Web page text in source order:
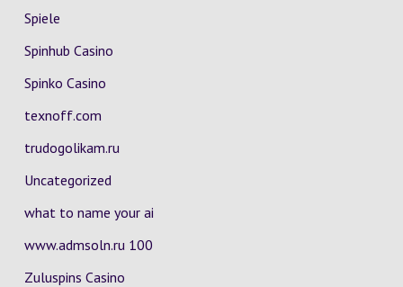
Spiele
Spinhub Casino
Spinko Casino
texnoff.com
trudogolikam.ru
Uncategorized
what to name your ai
www.admsoln.ru 100
Zuluspins Casino